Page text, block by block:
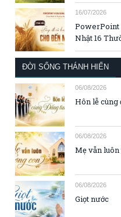
16/07/2026
PowerPoint
Nhật 16
ĐỜI SỐNG THÁNH HIẾN
06/08/2026
Hôn lễ cùng
06/08/2026
Mẹ vẫn
06/08/2026
Giọt nước